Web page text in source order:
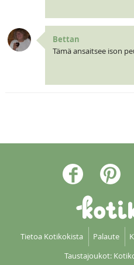
Bettan
Tämä ansaitsee ison
Tietoa Kotikokista Palaute
Taustajoukot: